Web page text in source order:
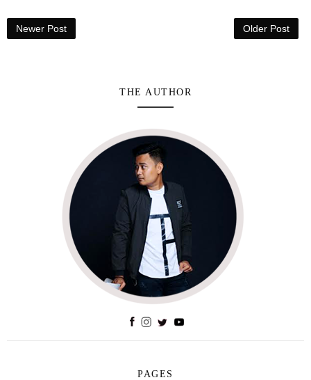
Newer Post Older Post
THE AUTHOR
PAGES